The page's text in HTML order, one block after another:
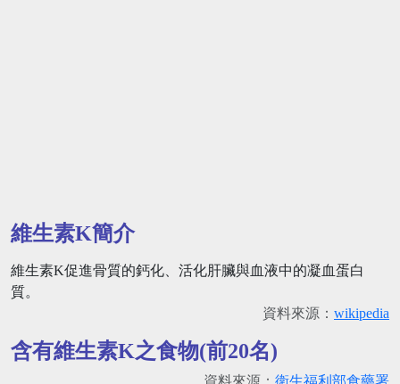
維生素K簡介
維生素K促進骨質的鈣化、活化肝臟與血液中的凝血蛋白
質。
資料來源： wikipedia
含有維生素K之食物(前20名)
資料來源： 衛生福利部食藥署